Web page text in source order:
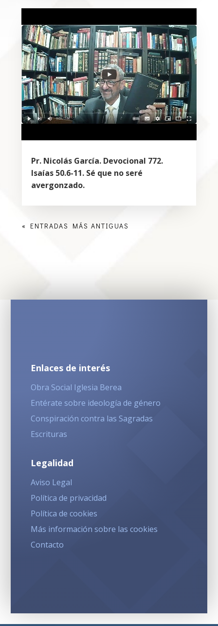
Pr. Nicolás García. Devocional 772.
Isaías 50.6-11. Sé que no seré
avergonzado.
« ENTRADAS MÁS ANTIGUAS
Enlaces de interés
Obra Social Iglesia Berea
Entérate sobre ideología de género
Conspiración contra las Sagradas
Escrituras
Legalidad
Aviso Legal
Política de privacidad
Política de cookies
Más información sobre las cookies
Contacto